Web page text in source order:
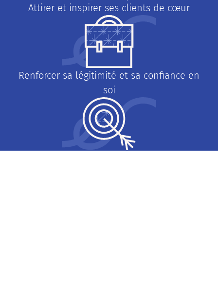
Attirer et inspirer ses clients de cœur
Renforcer sa légitimité et sa confiance en
soi